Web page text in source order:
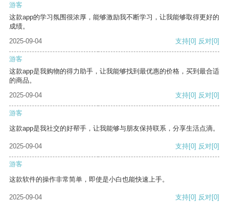
游客
这款app的学习氛围很浓厚，能够激励我不断学习，让我能够取得更好的
成绩。
2025-09-04
支持[0] 反对[0]
游客
这款app是我购物的得力助手，让我能够找到最优惠的价格，买到最合适
的商品。
2025-09-04
支持[0] 反对[0]
游客
这款app是我社交的好帮手，让我能够与朋友保持联系，分享生活点滴。
2025-09-04 支持[0] 反对[0]
游客
这款软件的操作非常简单，即使是小白也能快速上手。
2025-09-04 支持[0] 反对[0]